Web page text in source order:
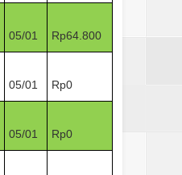
05/01 Rp64.800
05/01 Rp0
05/01 Rp0